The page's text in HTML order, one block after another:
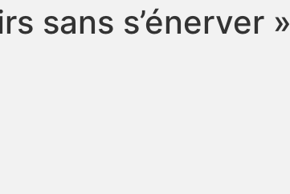
sans s’énerver »